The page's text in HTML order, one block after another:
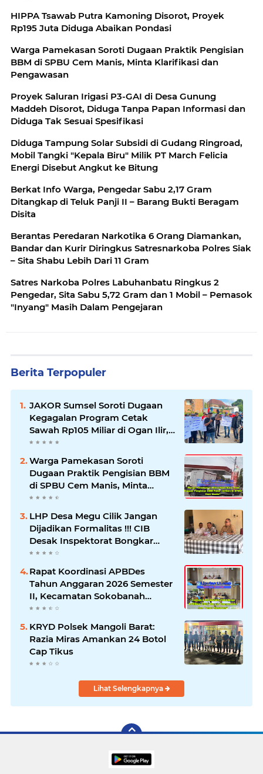
HIPPA Tsawab Putra Kamoning Disorot, Proyek
Rp195 Juta Diduga Abaikan Pondasi
Warga Pamekasan Soroti Dugaan Praktik Pengisian
BBM di SPBU Cem Manis, Minta Klarifikasi dan
Pengawasan
Proyek Saluran Irigasi P3-GAI di Desa Gunung
Maddeh Disorot, Diduga Tanpa Papan Informasi dan
Diduga Tak Sesuai Spesifikasi
Diduga Tampung Solar Subsidi di Gudang Ringroad,
Mobil Tangki "Kepala Biru" Milik PT March Felicia
Energi Disebut Angkut ke Bitung
Berkat Info Warga, Pengedar Sabu 2,17 Gram
Ditangkap di Teluk Panji II – Barang Bukti Beragam
Disita
Berantas Peredaran Narkotika 6 Orang Diamankan,
Bandar dan Kurir Diringkus Satresnarkoba Polres Siak
– Sita Shabu Lebih Dari 11 Gram
Satres Narkoba Polres Labuhanbatu Ringkus 2
Pengedar, Sita Sabu 5,72 Gram dan 1 Mobil – Pemasok
"Inyang" Masih Dalam Pengejaran
Berita Terpopuler
JAKOR Sumsel Soroti Dugaan
Kegagalan Program Cetak
Sawah Rp105 Miliar di Ogan Ilir,
Desak Kadis Pertanian Mundur
Warga Pamekasan Soroti
Dugaan Praktik Pengisian BBM
di SPBU Cem Manis, Minta
Klarifikasi dan Pengawasan
LHP Desa Megu Cilik Jangan
Dijadikan Formalitas !!! CIB
Desak Inspektorat Bongkar
Seluruh Fakta dan Hentikan
Dugaan Permainan Oknum
Rapat Koordinasi APBDes
Tahun Anggaran 2026 Semester
II, Kecamatan Sokobanah
Libatkan 12 Desa
KRYD Polsek Mangoli Barat:
Razia Miras Amankan 24 Botol
Cap Tikus
Lihat Selengkapnya